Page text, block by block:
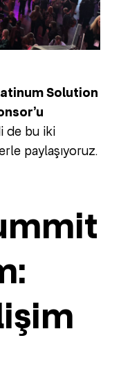
Solution
de bu iki
paylaşıyoruz.